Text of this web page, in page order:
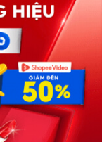
05, Phường Quan
Nam